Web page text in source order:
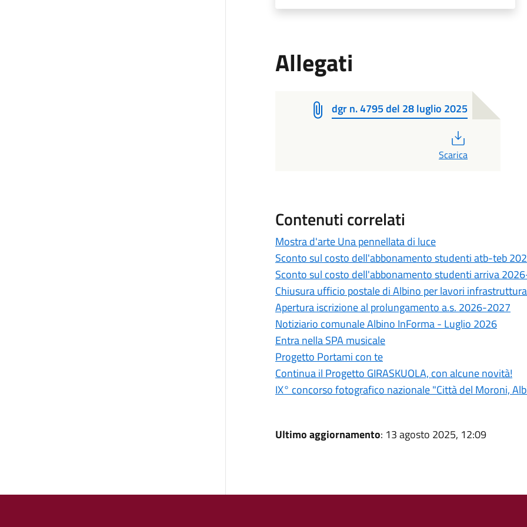
Allegati
dgr n. 4795 del 28 luglio 2025
Scarica
Contenuti correlati
Mostra d'arte Una pennellata di luce
Sconto sul costo dell'abbonamento studenti atb-teb
Sconto sul costo dell'abbonamento studenti arriva
Chiusura ufficio postale di Albino per lavori
Apertura iscrizione al prolungamento a.s. 2026-2027
Notiziario comunale Albino InForma - Luglio 2026
Entra nella SPA musicale
Progetto Portami con te
Continua il Progetto GIRASKUOLA, con alcune novità!
IX° concorso fotografico nazionale "Città del Moroni,
Ultimo aggiornamento: 13 agosto 2025, 12:09